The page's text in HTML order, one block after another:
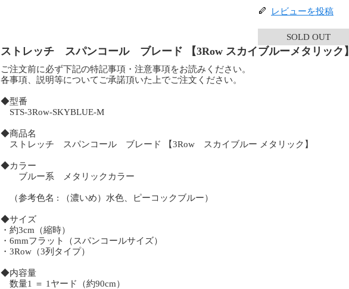
レビューを投稿
SOLD OUT
ストレッチ スパンコール ブレード 【3Row スカイブルーメタリック】
ご注文前に必ず下記の特記事項・注意事項をお読みください。
各事項、説明等についてご承諾頂いた上でご注文ください。
◆型番
STS-3Row-SKYBLUE-M
◆商品名
ストレッチ スパンコール ブレード 【3Row スカイブルー メタリック】
◆カラー
ブルー系 メタリックカラー
（参考色名 : （濃いめ）水色、ピーコックブルー）
◆サイズ
・約3cm（縮時）
・6mmフラット（スパンコールサイズ）
・3Row（3列タイプ）
◆内容量
数量1 ＝ 1ヤード（約90cm）